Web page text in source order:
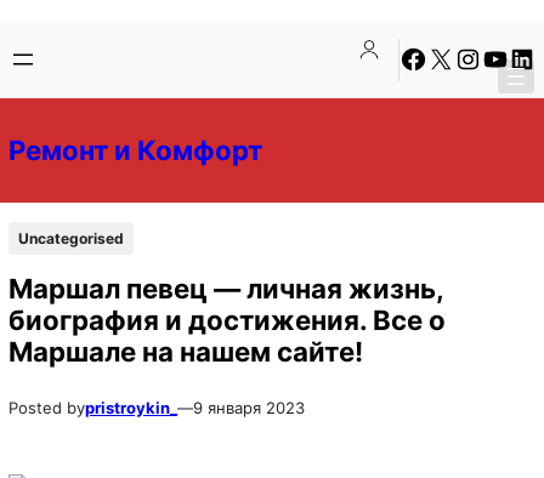
содержимому
содержимому
Facebook
X Instagram
Ремонт и Комфорт
Uncategorised
Маршал певец — личная жизнь,
биография и достижения. Все о
Маршале на нашем сайте!
Posted bypristroykin_ —9 января 2023